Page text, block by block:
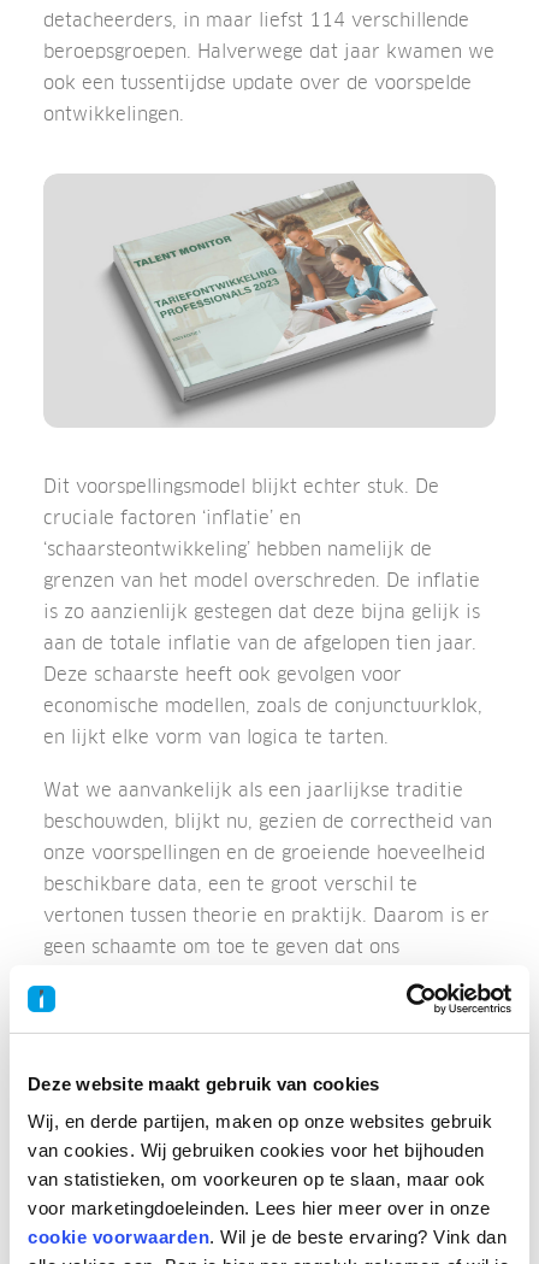
Deze website maakt gebruik van cookies
Wij, en derde partijen, maken op onze websites gebruik
van cookies. Wij gebruiken cookies voor het bijhouden
van statistieken, om voorkeuren op te slaan, maar ook
voor marketingdoeleinden. Lees hier meer over in onze
cookie voorwaarden. Wil je de beste ervaring? Vink dan
detacheerders, in maar liefst 114 verschillende
beroepsgroepen. Halverwege dat jaar kwamen we
ook een tussentijdse update over de voorspelde
ontwikkelingen.
Dit voorspellingsmodel blijkt echter stuk. De
cruciale factoren ‘inflatie’ en
‘schaarsteontwikkeling’ hebben namelijk de
grenzen van het model overschreden. De inflatie
is zo aanzienlijk gestegen dat deze bijna gelijk is
aan de totale inflatie van de afgelopen tien jaar.
Deze schaarste heeft ook gevolgen voor
economische modellen, zoals de conjunctuurklok,
en lijkt elke vorm van logica te tarten.
Wat we aanvankelijk als een jaarlijkse traditie
beschouwden, blijkt nu, gezien de correctheid van
onze voorspellingen en de groeiende hoeveelheid
beschikbare data, een te groot verschil te
vertonen tussen theorie en praktijk. Daarom is er
geen schaamte om toe te geven dat ons
functioneert. Dit heeft ertoe geleid dat we voor
2023 geen vergelijkbaar tariefvoorspelling als
In deze editie van de Talent Monitor werpen we
een terugblik op de tariefontwikkelingen in 2022
en delen we onze verwachtingen voor 2023,
waaronder: